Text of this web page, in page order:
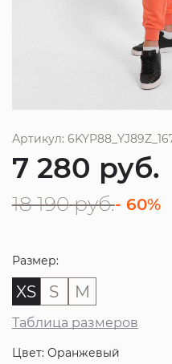
Артикул:
7 280 руб.
18 190 руб.- 60%
Размер:
XS S M
Таблица размеров
Цвет: Оранжевый